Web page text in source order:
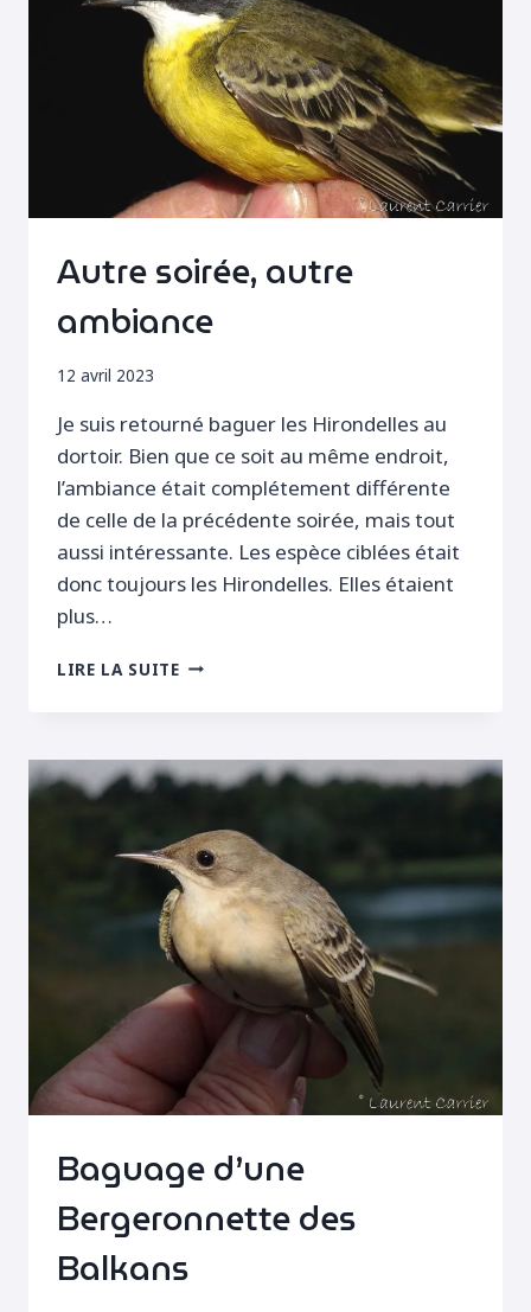
Autre soirée, autre
ambiance
12 avril 2023
Je suis retourné baguer les Hirondelles au
dortoir. Bien que ce soit au même endroit,
l’ambiance était complétement différente
de celle de la précédente soirée, mais tout
aussi intéressante. Les espèce ciblées était
donc toujours les Hirondelles. Elles étaient
plus…
LIRE LA SUITEAUTRE
Baguage d’une
Bergeronnette des
Balkans